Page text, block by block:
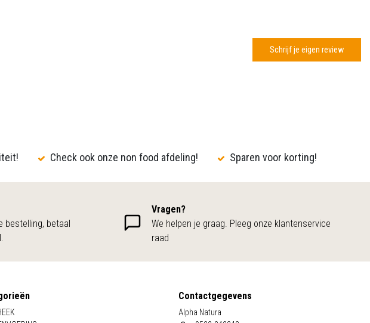
Schrijf je eigen review
Check ook onze non food afdeling! Sparen voor korting!
bestelling, betaal
Vragen?
We helpen je graag. Pleeg onze klantenservice
raad
Contactgegevens
Alpha Natura